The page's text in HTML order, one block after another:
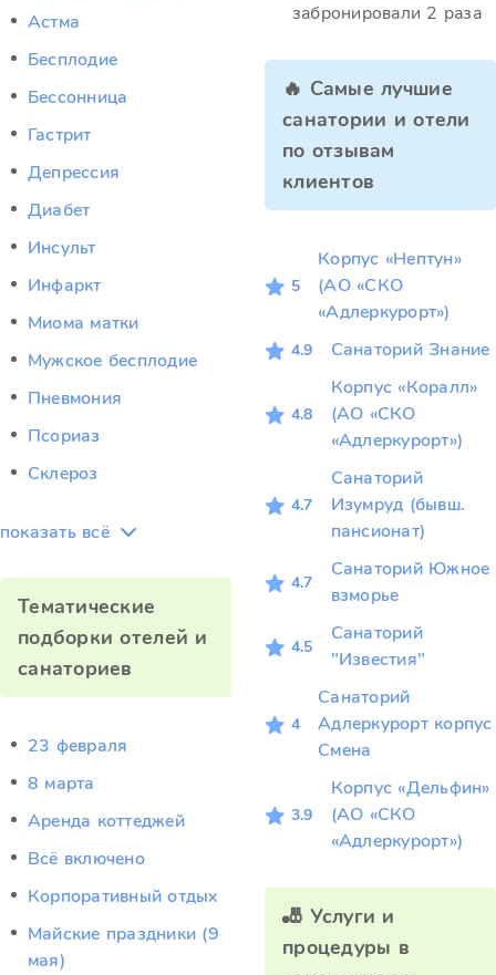
Астма
Бесплодие
Бессонница
Гастрит
Депрессия
Диабет
Инсульт
Инфаркт
Миома матки
Мужское бесплодие
Пневмония
Псориаз
Склероз
показать всё
Тематические
подборки отелей и
санаториев
23 февраля
8 марта
Аренда коттеджей
Всё включено
Корпоративный отдых
Майские праздники (9
мая)
забронировали 2 раза
🔥 Самые лучшие
санатории и отели
по отзывам
клиентов
5
Корпус «Нептун»
(АО «СКО
«Адлеркурорт»)
4.9 Санаторий Знание
4.8
Корпус «Коралл»
(АО «СКО
«Адлеркурорт»)
4.7
Санаторий
Изумруд (бывш.
пансионат)
4.7
Санаторий Южное
взморье
4.5
Санаторий
"Известия"
4
Санаторий
Адлеркурорт корпус
Смена
3.9
Корпус «Дельфин»
(АО «СКО
«Адлеркурорт»)
🎳 Услуги и
процедуры в